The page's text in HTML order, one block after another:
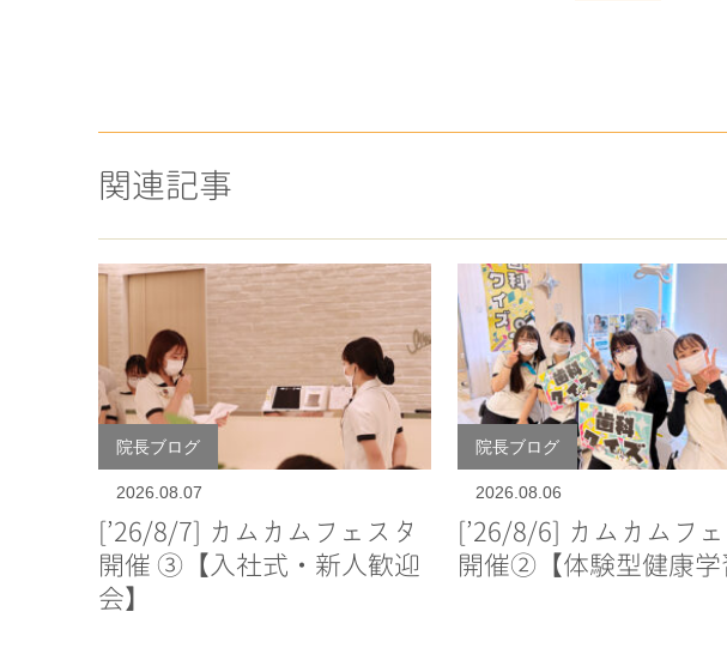
関連記事
院長ブログ
2026.08.07
[’26/8/7] カムカムフェスタ
開催 ③【入社式・新人歓迎
会】
院長ブログ
2026.08.06
[’26/8/6] カムカムフ
開催②【体験型健康学